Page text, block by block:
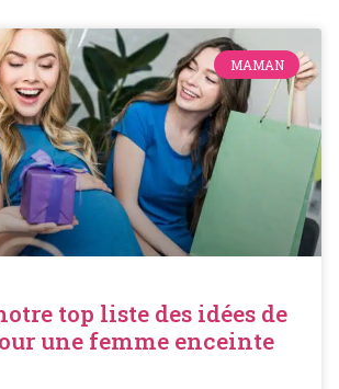
MAMAN
top liste des idées de
une femme enceinte